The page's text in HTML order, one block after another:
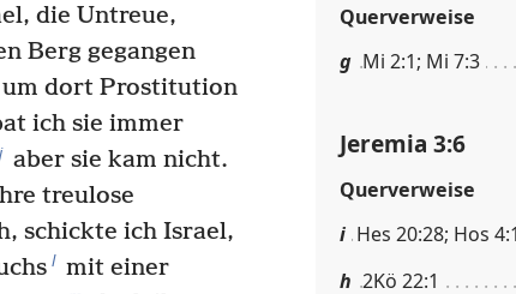
die Untreue,
Berg gegangen
um dort Prostitution
ich sie immer
j aber sie kam nicht.
treulose
schickte ich Israel,
l mit einer
Querverweise
g Mi 2:1; Mi 7:3
Jeremia 3:6
Querverweise
i Hes 20:28; Hos
h 2Kö 22:1